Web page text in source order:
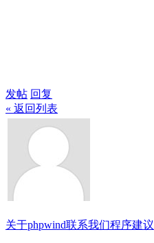
发帖 回复
« 返回列表
关于phpwind联系我们程序建议